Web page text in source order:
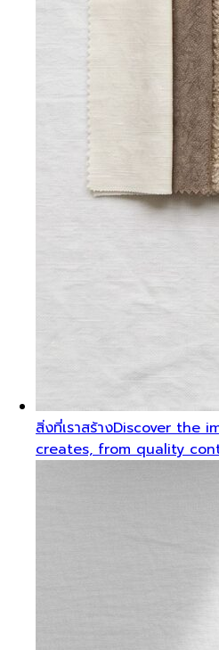
สิ่งที่เราสร้างDiscover the
creates, from quality